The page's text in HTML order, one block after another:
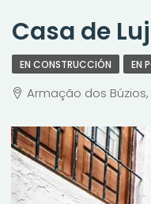
Casa de
EN CONSTRUCCIÓN EN
Armação dos